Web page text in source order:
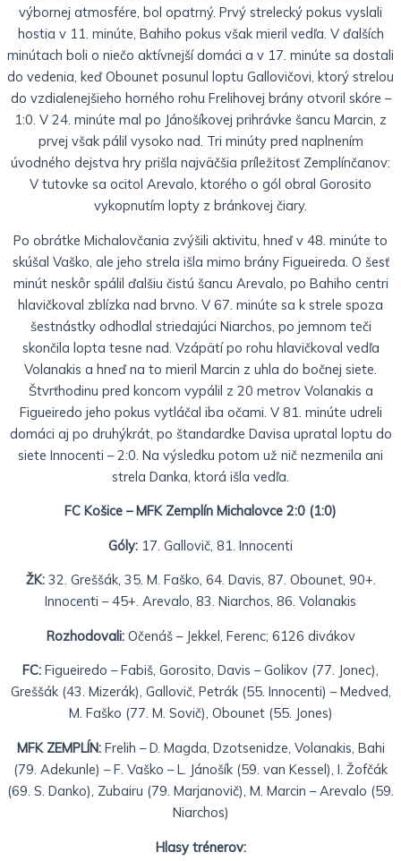
výbornej atmosfére, bol opatrný. Prvý strelecký pokus vyslali
hostia v 11. minúte, Bahiho pokus však mieril vedľa. V ďalších
minútach boli o niečo aktívnejší domáci a v 17. minúte sa dostali
do vedenia, keď Obounet posunul loptu Gallovičovi, ktorý strelou
do vzdialenejšieho horného rohu Frelihovej brány otvoril skóre –
1:0. V 24. minúte mal po Jánošíkovej prihrávke šancu Marcin, z
prvej však pálil vysoko nad. Tri minúty pred naplnením
úvodného dejstva hry prišla najväčšia príležitosť Zemplínčanov:
V tutovke sa ocitol Arevalo, ktorého o gól obral Gorosito
vykopnutím lopty z bránkovej čiary.
Po obrátke Michalovčania zvýšili aktivitu, hneď v 48. minúte to
skúšal Vaško, ale jeho strela išla mimo brány Figueireda. O šesť
minút neskôr spálil ďalšiu čistú šancu Arevalo, po Bahiho centri
hlavičkoval zblízka nad brvno. V 67. minúte sa k strele spoza
šestnástky odhodlal striedajúci Niarchos, po jemnom teči
skončila lopta tesne nad. Vzápätí po rohu hlavičkoval vedľa
Volanakis a hneď na to mieril Marcin z uhla do bočnej siete.
Štvrťhodinu pred koncom vypálil z 20 metrov Volanakis a
Figueiredo jeho pokus vytláčal iba očami. V 81. minúte udreli
domáci aj po druhýkrát, po štandardke Davisa upratal loptu do
siete Innocenti – 2:0. Na výsledku potom už nič nezmenila ani
strela Danka, ktorá išla vedľa.
FC Košice – MFK Zemplín Michalovce 2:0 (1:0)
Góly: 17. Gallovič, 81. Innocenti
ŽK: 32. Greššák, 35. M. Faško, 64. Davis, 87. Obounet, 90+.
Innocenti – 45+. Arevalo, 83. Niarchos, 86. Volanakis
Rozhodovali:Očenáš – Jekkel, Ferenc; 6126 divákov
FC: Figueiredo – Fabiš, Gorosito, Davis – Golikov (77. Jonec),
Greššák (43. Mizerák), Gallovič, Petrák (55. Innocenti) – Medved,
M. Faško (77. M. Sovič), Obounet (55. Jones)
MFK ZEMPLÍN:Frelih – D. Magda, Dzotsenidze, Volanakis, Bahi
(79. Adekunle) – F. Vaško – L. Jánošík (59. van Kessel), I. Žofčák
(69. S. Danko), Zubairu (79. Marjanovič), M. Marcin – Arevalo (59.
Niarchos)
Hlasy trénerov: